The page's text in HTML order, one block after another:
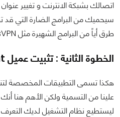
سيحميك من البرامج الضارة التي
طرق أياً من البرامج الشهيرة مثل ExpressVPN .
الخطوة الثانية : تثبيت عميل Torrent لتحميل الملفات
هكذا تسمى التطبيقات المخصصة
علينا من التسمية ولكن الأهم هنا
ليستطيع نظام التشغيل لديك